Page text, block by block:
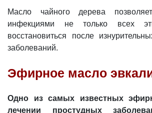
Масло чайного дерева
инфекциями не только всех
восстановиться после
заболеваний.
Эфирное масло
Одно из самых известных
лечении простудных